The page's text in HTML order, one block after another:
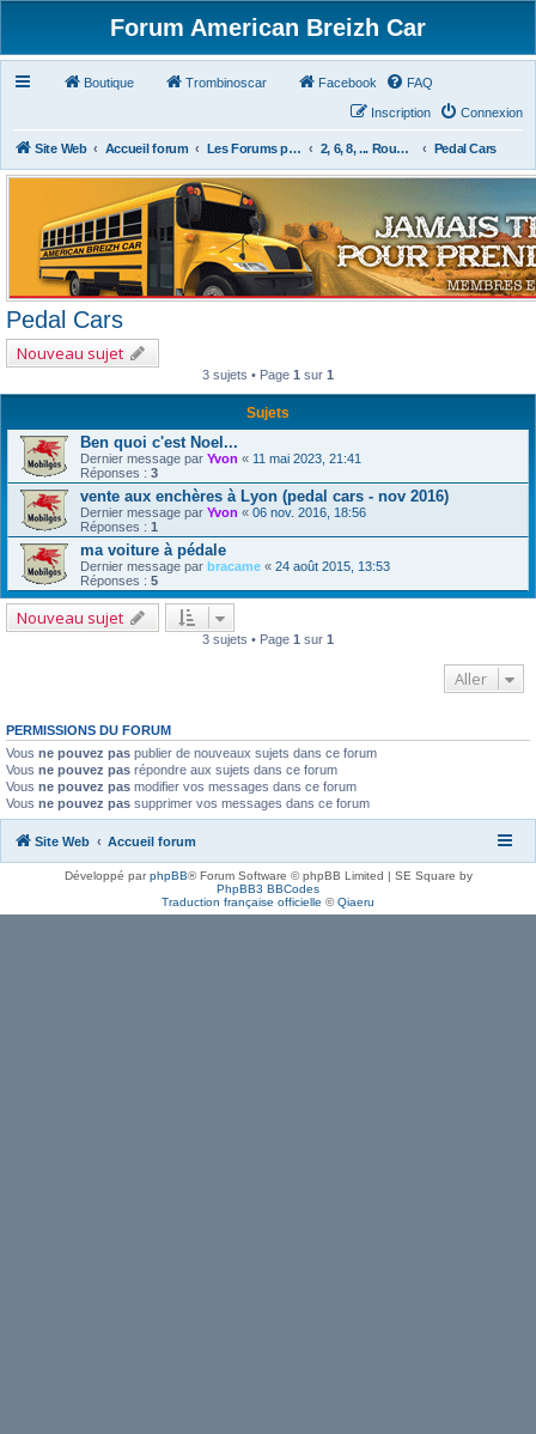
Forum American Breizh Car
Boutique Trombinoscar Facebook FAQ
Connexion
Inscription
Site Web Accueil forum Les Forums par Passion 2, 6, 8, ... Roues & Autres Pedal Cars
Pedal Cars
Nouveau sujet
3 sujets • Page 1 sur 1
Sujets
Ben quoi c'est Noel...
Dernier message par Yvon « 11 mai 2023, 21:41
Réponses : 3
vente aux enchères à Lyon (pedal cars - nov 2016)
Dernier message par Yvon « 06 nov. 2016, 18:56
Réponses : 1
ma voiture à pédale
Dernier message par bracame « 24 août 2015, 13:53
Réponses : 5
Nouveau sujet
3 sujets • Page 1 sur 1
Aller
PERMISSIONS DU FORUM
Vous ne pouvez pas publier de nouveaux sujets dans ce forum
Vous ne pouvez pas répondre aux sujets dans ce forum
Vous ne pouvez pas modifier vos messages dans ce forum
Vous ne pouvez pas supprimer vos messages dans ce forum
Site Web Accueil forum
Développé parphpBB® Forum Software © phpBB Limited | SE Square by
PhpBB3 BBCodes
Traduction française officielle ©Qiaeru